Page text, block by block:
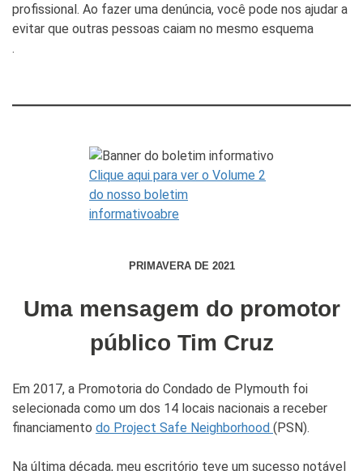
profissional. Ao fazer uma denúncia, você pode nos ajudar a
evitar que outras pessoas caiam no mesmo esquema
.
Clique aqui para ver o Volume 2
do nosso boletim
informativoabre
PRIMAVERA DE 2021
Uma mensagem do promotor
público Tim Cruz
Em 2017, a Promotoria do Condado de Plymouth foi
selecionada como um dos 14 locais nacionais a receber
financiamento do Project Safe Neighborhood (PSN).
Na última década, meu escritório teve um sucesso notável